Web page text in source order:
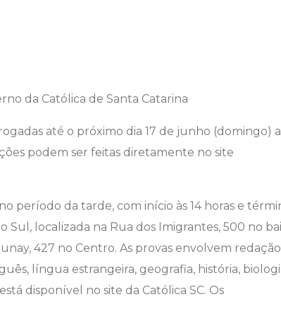
até o próximo dia 17 de junho (domingo)
podem ser feitas diretamente no site
período da tarde, com início às 14 horas e
Sul, localizada na Rua dos Imigrantes, 500 no
427 no Centro. As provas envolvem
língua estrangeira, geografia, história,
disponível no site da Católica SC. Os